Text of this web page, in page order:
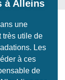
à Alleins
une
très utile de
Les
à ces
de